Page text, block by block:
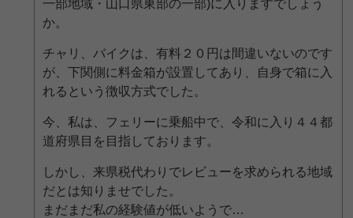
一部地域・山口県東部の一部)に入りますでしょう
か。
チャリ、バイクは、有料２０円は間違いないのです
が、下関側に料金箱が設置してあり、自身で箱に入
れるという徴収方式でした。
今、私は、フェリーに乗船中で、令和に入り４４都
道府県目を目指しております。
しかし、来県税代わりでレビューを求められる地域
だとは知りませでした。
まだまだ私の経験値が低いようで…